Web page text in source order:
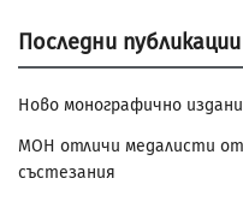
Последни публикации
Ново монографично
МОН отличи медалисти
състезания